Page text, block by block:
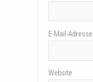
E-Mail-Adresse
Website